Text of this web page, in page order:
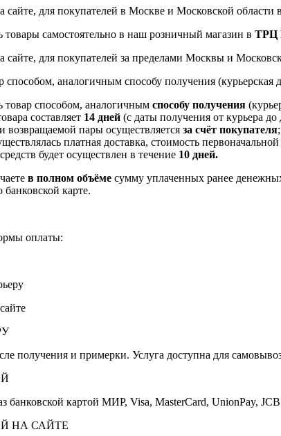
сайте, для покупателей в Москве и Московской
самостоятельно в наш розничный магазин в ТРЦ
сайте, для покупателей за пределами Москвы и
способом, аналогичным способу получения (курьерская
товар способом, аналогичным способу получения
составляет 14 дней (с даты получения от курьера до
возвращаемой пары осуществляется за счёт покупателя;
платная доставка, стоимость
будет осуществлен в течение 10 дней.
в полном объёме сумму уплаченных ранее
карте.
оплаты:
получения и примерки. Услуга доступна для
банковской картой МИР, Visa, MasterCard, UnionPay,
НА САЙТЕ